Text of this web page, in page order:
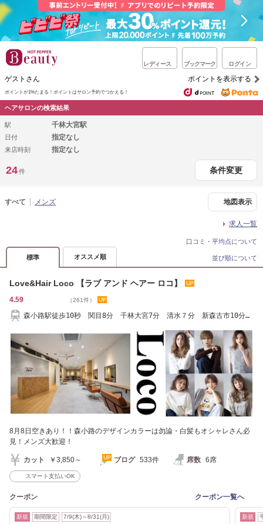
レディース ブックマーク ログイン
ゲストさん ポイントを表示する
ポイントが1%たまる！ ポイントはサロン予約でつかえる！
ヘアサロンの検索結果
駅 千林大宮駅
日付 指定なし
来店時刻 指定なし
24件 条件変更
すべて メンズ 地図表示
求人一覧
口コミ・平均点について
標準 オススメ順 並び順について
Love&Hair Loco 【ラブ アンド ヘアー ロコ】
4.59 （261件）
森小路駅徒歩10秒 関目8分 千林大宮7分 清水７分 新森古市10分
8月8日空きあり！！森小路のデザインカラーは勿論・白髪もオシャレさん必
見！メンズ大歓迎！
カット ￥3,850～ ブログ 533件 席数 6席
スマート支払いOK
クーポン クーポン一覧へ
新規 期間限定 7/9(木)～8/31(月) 新規